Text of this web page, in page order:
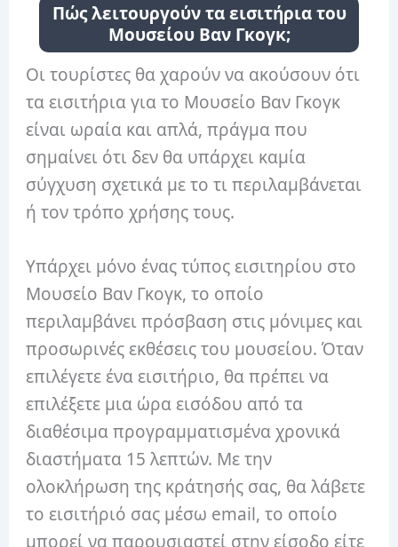
Πώς λειτουργούν τα εισιτήρια του
Μουσείου Βαν Γκογκ;
Οι τουρίστες θα χαρούν να ακούσουν ότι
τα εισιτήρια για το Μουσείο Βαν Γκογκ
είναι ωραία και απλά, πράγμα που
σημαίνει ότι δεν θα υπάρχει καμία
σύγχυση σχετικά με το τι περιλαμβάνεται
ή τον τρόπο χρήσης τους.
Υπάρχει μόνο ένας τύπος εισιτηρίου στο
Μουσείο Βαν Γκογκ, το οποίο
περιλαμβάνει πρόσβαση στις μόνιμες και
προσωρινές εκθέσεις του μουσείου. Όταν
επιλέγετε ένα εισιτήριο, θα πρέπει να
επιλέξετε μια ώρα εισόδου από τα
διαθέσιμα προγραμματισμένα χρονικά
διαστήματα 15 λεπτών. Με την
ολοκλήρωση της κράτησής σας, θα λάβετε
το εισιτήριό σας μέσω email, το οποίο
μπορεί να παρουσιαστεί στην είσοδο είτε